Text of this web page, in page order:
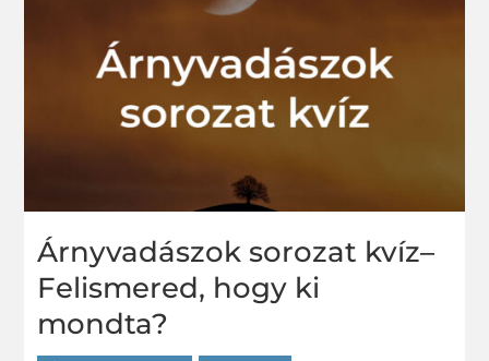
Árnyvadászok sorozat kvíz–
Felismered, hogy ki
mondta?